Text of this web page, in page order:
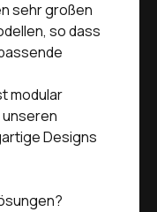
sehr großen
so dass
modular
Designs